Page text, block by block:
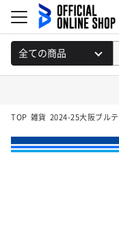
TOP 雑貨 2024-25大阪ブル